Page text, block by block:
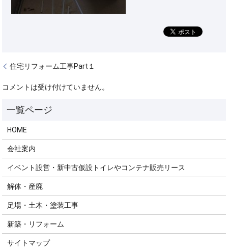
住宅リフォーム工事Part１
コメントは受け付けていません。
HOME
会社案内
イベント設営・新中古仮設トイレやコンテナ販売リース
解体・産廃
足場・土木・塗装工事
新築・リフォーム
サイトマップ